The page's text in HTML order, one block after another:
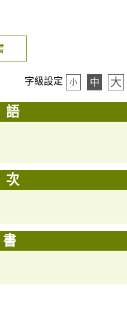
字級設定 小 中 大
書